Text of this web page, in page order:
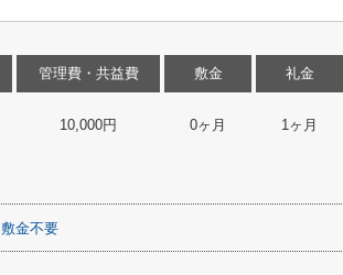
管理費・共益費
10,000円
敷金
0ヶ月
礼金
1ヶ月
敷金不要